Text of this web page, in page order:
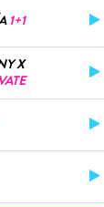
1+1
X